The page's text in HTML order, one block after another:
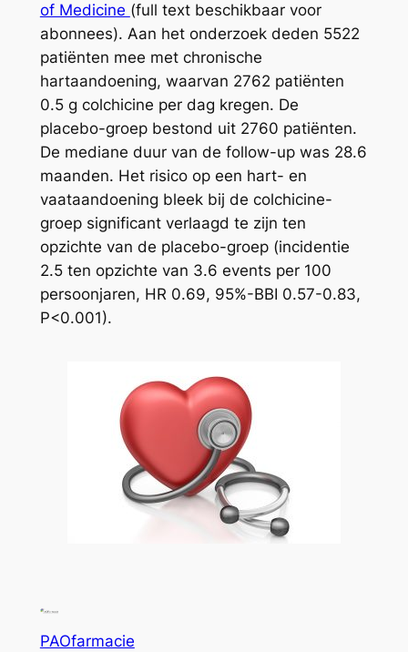
of Medicine (full text beschikbaar voor
abonnees). Aan het onderzoek deden 5522
patiënten mee met chronische
hartaandoening, waarvan 2762 patiënten
0.5 g colchicine per dag kregen. De
placebo-groep bestond uit 2760 patiënten.
De mediane duur van de follow-up was 28.6
maanden. Het risico op een hart- en
vaataandoening bleek bij de colchicine-
groep significant verlaagd te zijn ten
opzichte van de placebo-groep (incidentie
2.5 ten opzichte van 3.6 events per 100
persoonjaren, HR 0.69, 95%-BBI 0.57-0.83,
P<0.001).
PAOfarmacie